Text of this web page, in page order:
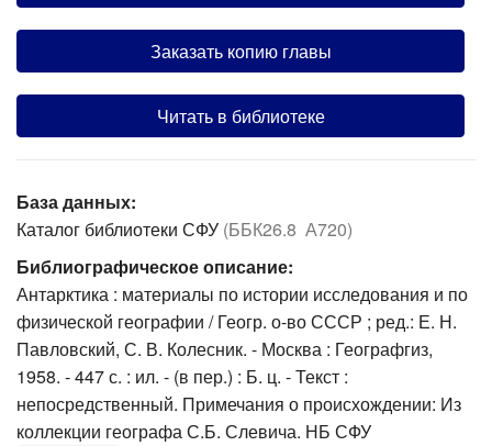
Заказать копию главы
Читать в библиотеке
База данных:
Каталог библиотеки СФУ (ББК26.8 А720)
Библиографическое описание:
Антарктика : материалы по истории исследования и по
физической географии / Геогр. о-во СССР ; ред.: Е. Н.
Павловский, С. В. Колесник. - Москва : Географгиз,
1958. - 447 с. : ил. - (в пер.) : Б. ц. - Текст :
непосредственный. Примечания о происхождении: Из
коллекции географа С.Б. Слевича. НБ СФУ